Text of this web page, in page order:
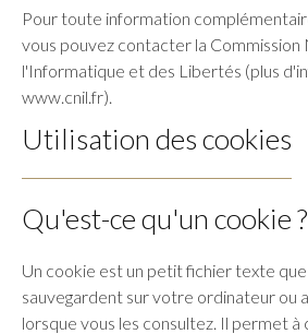
Pour toute information
vous pouvez contacter la Commission
l'Informatique et des Libertés (plus
www.cnil.fr).
Utilisation des cookies
Qu'est-ce qu'un cookie ?
Un cookie est un petit fichier texte
sauvegardent sur votre ordinateur ou
lorsque vous les consultez. Il permet à